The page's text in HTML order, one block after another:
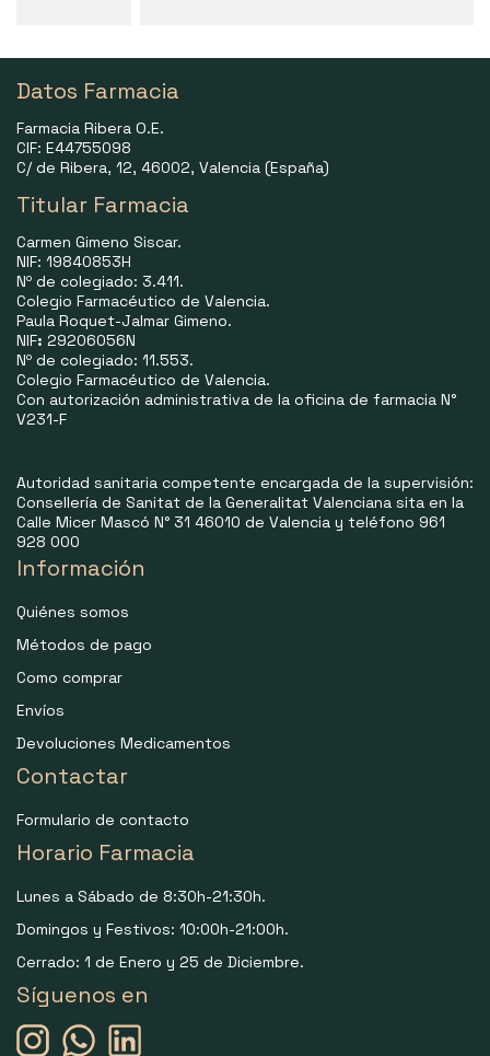
Datos Farmacia
Farmacia Ribera O.E.
CIF: E44755098
C/ de Ribera, 12, 46002, Valencia (España)
Titular Farmacia
Carmen Gimeno Siscar.
NIF: 19840853H
Nº de colegiado: 3.411.
Colegio Farmacéutico de Valencia.
Paula Roquet-Jalmar Gimeno.
NIF: 29206056N
Nº de colegiado: 11.553.
Colegio Farmacéutico de Valencia.
Con autorización administrativa de la oficina de farmacia N°
V231-F
Autoridad sanitaria competente encargada de la supervisión:
Consellería de Sanitat de la Generalitat Valenciana sita en la
Calle Micer Mascó N° 31 46010 de Valencia y teléfono 961
928 000
Información
Quiénes somos
Métodos de pago
Como comprar
Envíos
Devoluciones Medicamentos
Contactar
Formulario de contacto
Horario Farmacia
Lunes a Sábado de 8:30h-21:30h.
Domingos y Festivos: 10:00h-21:00h.
Cerrado: 1 de Enero y 25 de Diciembre.
Síguenos en